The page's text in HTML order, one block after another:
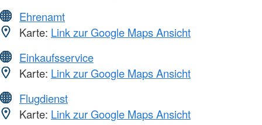
Ehrenamt
Karte: Link zur Google Maps Ansicht
Einkaufsservice
Karte: Link zur Google Maps Ansicht
Flugdienst
Karte: Link zur Google Maps Ansicht